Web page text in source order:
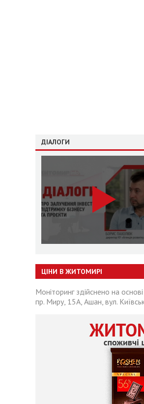
ДІАЛОГИ
ЦІНИ В ЖИТОМИРІ
Моніторинг здійснено на
пр. Миру, 15А, Ашан, вул.